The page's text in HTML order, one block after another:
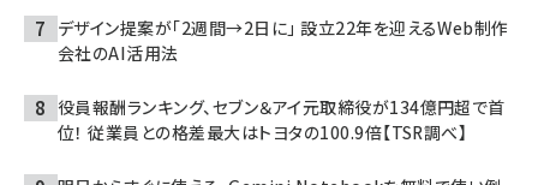
デザイン提案が「2週間→2日に」 設立22年を迎えるWeb制作
会社のAI活用法
役員報酬ランキング、セブン＆アイ元取締役が134億円超で首
位！ 従業員との格差最大はトヨタの100.9倍【TSR調べ】